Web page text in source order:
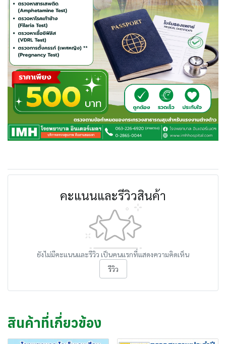
คะแนนและรีวิวสินค้า
ยังไม่มีคะแนนและรีวิว เป็นคนแรกที่แสดงความคิดเห็น
รีวิว
สินค้าที่เกี่ยวข้อง